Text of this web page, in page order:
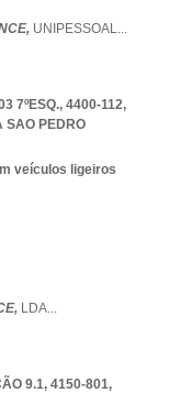
UNIPESSOAL...
7ºESQ., 4400-112,
SAO PEDRO
veículos ligeiros
LDA...
9.1, 4150-801,